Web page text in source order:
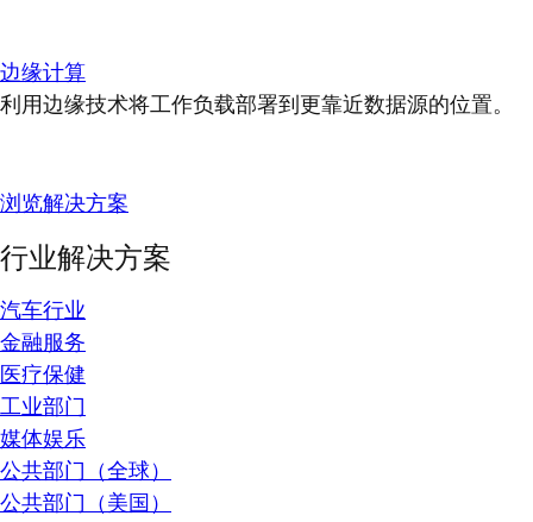
边缘计算
利用边缘技术将工作负载部署到更靠近数据源的位置。
浏览解决方案
行业解决方案
汽车行业
金融服务
医疗保健
工业部门
媒体娱乐
公共部门（全球）
公共部门（美国）